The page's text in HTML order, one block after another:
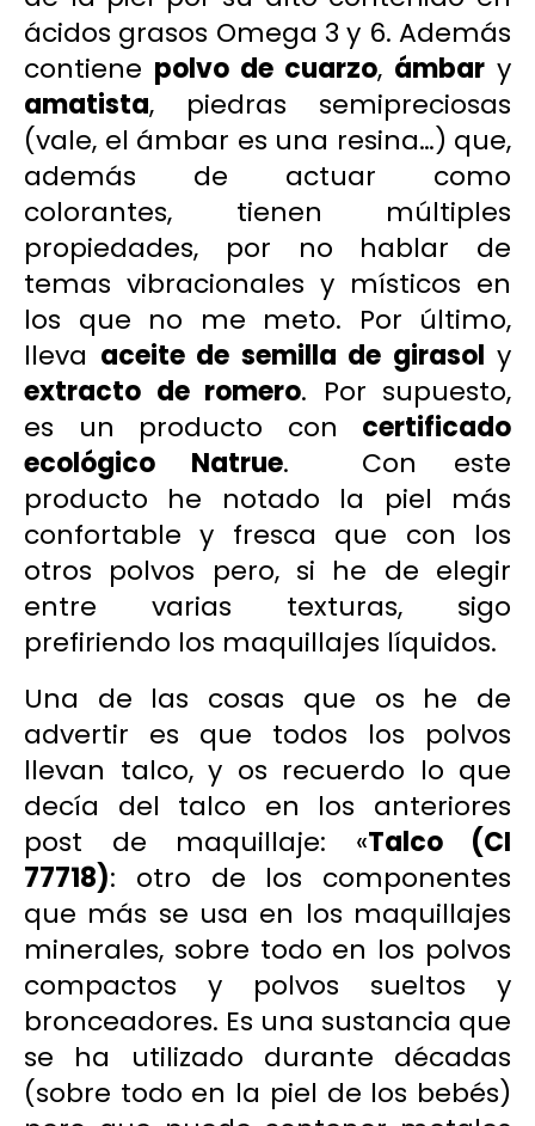
ácidos grasos Omega 3 y 6. Además
contiene polvo de cuarzo, ámbar y
amatista, piedras semipreciosas
(vale, el ámbar es una resina…) que,
además de actuar como
colorantes, tienen múltiples
propiedades, por no hablar de
temas vibracionales y místicos en
los que no me meto. Por último,
lleva aceite de semilla de girasol y
extracto de romero. Por supuesto,
es un producto con certificado
ecológico Natrue. Con este
producto he notado la piel más
confortable y fresca que con los
otros polvos pero, si he de elegir
entre varias texturas, sigo
prefiriendo los maquillajes líquidos.
Una de las cosas que os he de
advertir es que todos los polvos
llevan talco, y os recuerdo lo que
decía del talco en los anteriores
post de maquillaje: «Talco(CI
77718): otro de los componentes
que más se usa en los maquillajes
minerales, sobre todo en los polvos
compactos y polvos sueltos y
bronceadores. Es una sustancia que
se ha utilizado durante décadas
(sobre todo en la piel de los bebés)